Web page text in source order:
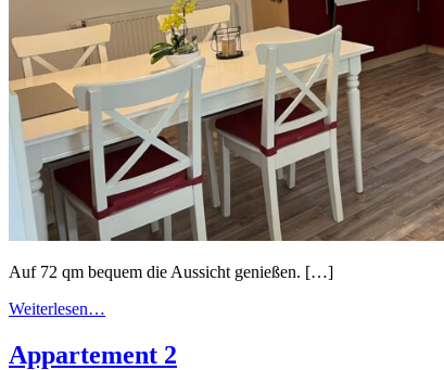
Auf 72 qm bequem die Aussicht genießen. […]
Weiterlesen…
Appartement 2